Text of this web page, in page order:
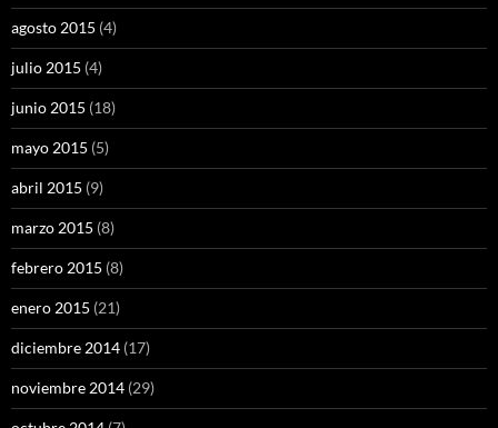
agosto 2015 (4)
julio 2015 (4)
junio 2015 (18)
mayo 2015 (5)
abril 2015 (9)
marzo 2015 (8)
febrero 2015 (8)
enero 2015 (21)
diciembre 2014 (17)
noviembre 2014 (29)